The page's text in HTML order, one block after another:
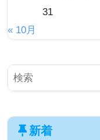
31
« 10月
新着